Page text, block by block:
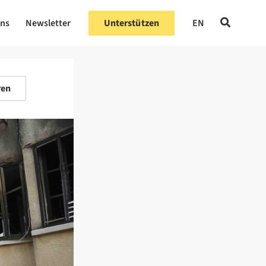
Newsletter Unterstützen EN